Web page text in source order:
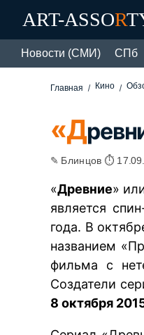
ART-ASSOR
Новости (СМИ) СПб
Главная Кино
«Д
✎ Блинцов ⏱
«Древние»
является
года. В
названием
фильма с
Создатели
8 октября